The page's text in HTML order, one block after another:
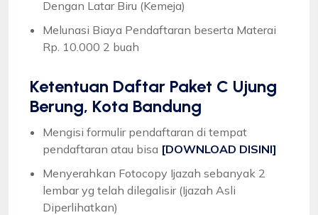
Dengan Latar Biru (Kemeja)
Melunasi Biaya Pendaftaran beserta Materai
Rp. 10.000 2 buah
Ketentuan Daftar Paket C Ujung
Berung, Kota Bandung
Mengisi formulir pendaftaran di tempat
pendaftaran atau bisa [DOWNLOAD DISINI]
Menyerahkan Fotocopy Ijazah sebanyak 2
lembar yg telah dilegalisir (Ijazah Asli
Diperlihatkan)